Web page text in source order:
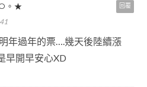
回覆
。★
年過年的票….幾天後陸續漲
早開早安心XD